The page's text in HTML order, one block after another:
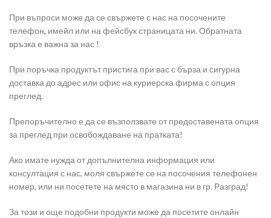
При въпроси може да се свържете с нас на посочените
телефон, имейл или на фейсбук страницата ни. Обратната
връзка е важна за нас !
При поръчка продуктът пристига при вас с бърза и сигурна
доставка до адрес или офис на куриерска фирма с опция
преглед.
Препоръчително е да се възползвате от предоставената опция
за преглед при освобождаване на пратката!
Ако имате нужда от допълнителна информация или
консултация с нас, моля свържете се на посочения телефонен
номер, или ни посетете на място в магазина ни в гр. Разград!
За този и още подобни продукти може да посетите онлайн